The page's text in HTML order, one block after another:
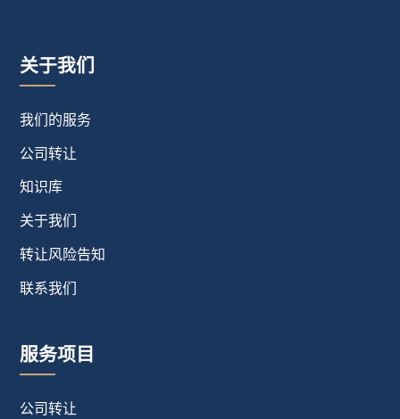
关于我们
我们的服务
公司转让
知识库
关于我们
转让风险告知
联系我们
服务项目
公司转让